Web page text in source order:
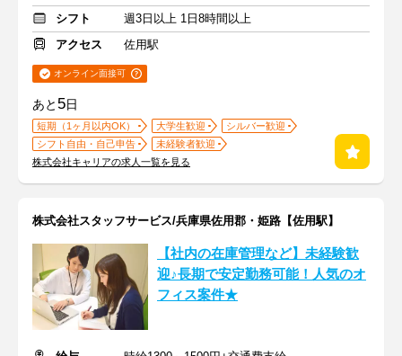
シフト
週3日以上 1日8時間以上
アクセス
佐用駅
オンライン面接可
あと 5日
短期（1ヶ月以内OK） 大学生歓迎
シルバー歓迎
シフト自由・自己申告
未経験者歓迎
株式会社キャリアの求人一覧を見る
株式会社スタッフサービス/兵庫県佐用郡・姫路【佐用駅】
【社内の在庫管理など】未経験歓
迎♪長期で安定勤務可能！人気のオ
フィス案件★